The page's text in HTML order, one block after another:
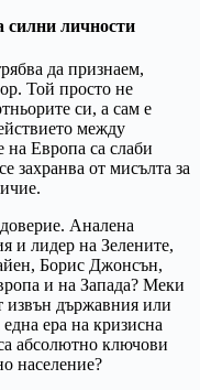
силни личности
да признаем,
Той просто не
си, а сам е
между
на Европа са слаби
захранва от мисълта за
Аналена
и лидер на Зелените,
Борис Джонсън,
и на Запада? Меки
извън държавния или
ера на кризисна
абсолютно ключови
население?